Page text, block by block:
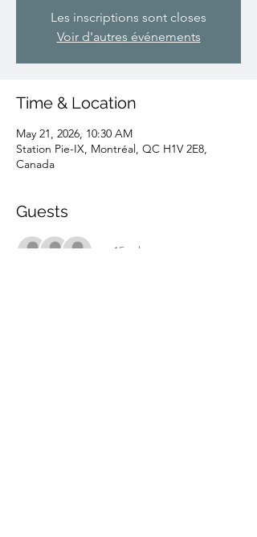
Les inscriptions sont closes
Voir d'autres événements
Time & Location
May 21, 2026, 10:30 AM
Station Pie-IX, Montréal, QC H1V 2E8,
Canada
Guests
+ 15 other guests